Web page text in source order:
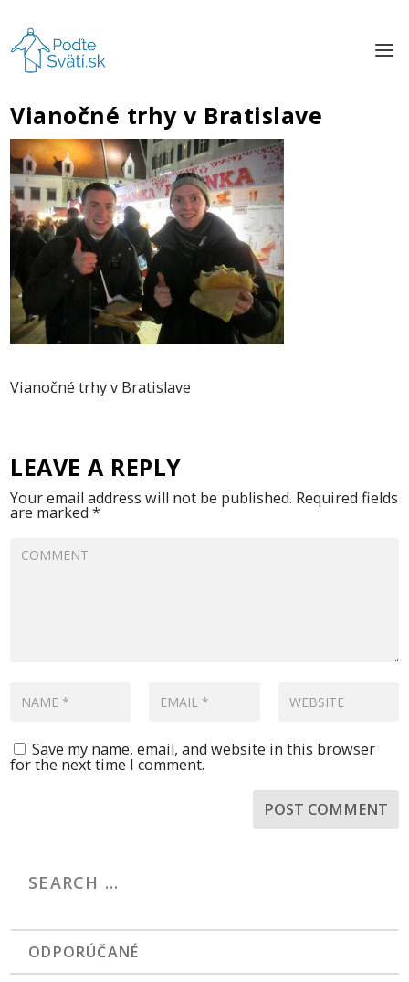
Vianočné trhy v Bratislave
Vianočné trhy v Bratislave
LEAVE A REPLY
Your email address will not be published. Required fields
are marked*
Save my name, email, and website in this browser
for the next time I comment.
ODPORÚČANÉ